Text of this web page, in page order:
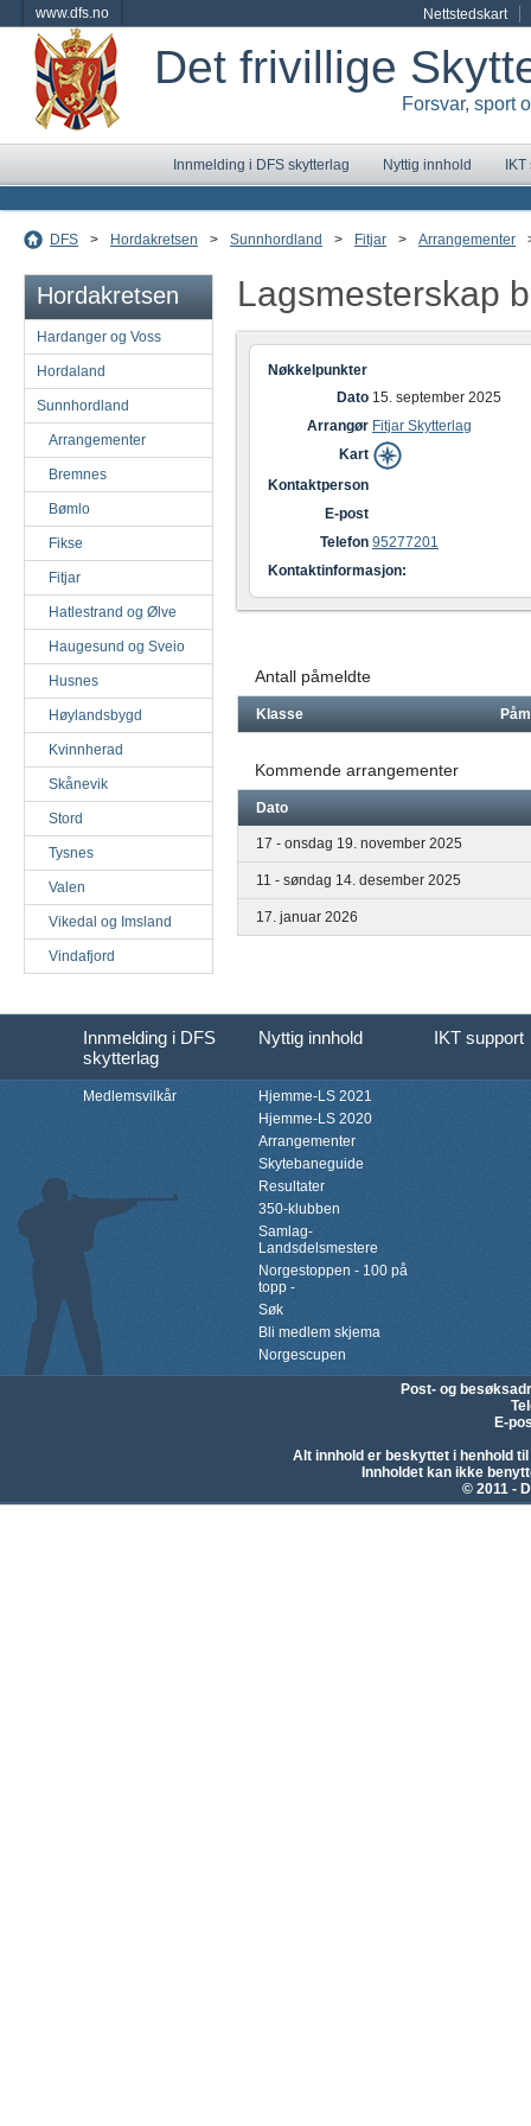
www.dfs.no Nettstedskart
Det frivillige
Forsvar, sport
Innmelding i DFS skytterlag Nyttig innhold
DFS > Hordakretsen > Sunnhordland > Fitjar > Arrangementer
Hordakretsen
Hardanger og Voss
Hordaland
Sunnhordland
Arrangementer
Bremnes
Bømlo
Fikse
Fitjar
Hatlestrand og Ølve
Haugesund og Sveio
Husnes
Høylandsbygd
Kvinnherad
Skånevik
Stord
Tysnes
Valen
Vikedal og Imsland
Vindafjord
Lagsmesterskap
Nøkkelpunkter
Dato 15. september 2025
Arrangør Fitjar Skytterlag
Kart
Kontaktperson
E-post
Telefon 95277201
Kontaktinformasjon:
Antall påmeldte
Klasse
Kommende arrangementer
Dato
17 - onsdag 19. november 2025
11 - søndag 14. desember 2025
17. januar 2026
Innmelding i DFS
skytterlag
Nyttig innhold IKT support
Medlemsvilkår
Hjemme-LS 2021
Hjemme-LS 2020
Arrangementer
Skytebaneguide
Resultater
350-klubben
Samlag-
Landsdelsmestere
Norgestoppen - 100 på
topp -
Søk
Bli medlem skjema
Norgescupen
Post- og
E-
Alt innhold er beskyttet i henhold
Innholdet kan ikke
© 2011 -